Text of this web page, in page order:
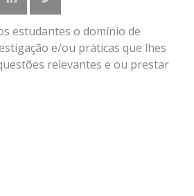
estudantes o domínio de
e/ou práticas que lhes
relevantes e ou prestar